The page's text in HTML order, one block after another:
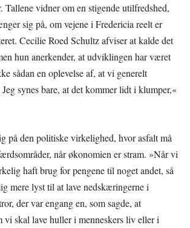
Tallene vidner om en stigende utilfredshed,
sig på, om vejene i Fredericia reelt er
Cecilie Roed Schultz afviser at kalde det
hun anerkender, at udviklingen har været
sådan en oplevelse af, at vi generelt
synes bare, at det kommer lidt i klumper,«
på den politiske virkelighed, hvor asfalt må
når økonomien er stram. »Når vi
haft brug for pengene til noget andet, så
mere lyst til at lave nedskæringerne i
der var engang en, som sagde, at
vi skal lave huller i menneskers liv eller i